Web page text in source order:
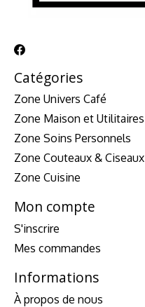
Catégories
Zone Univers Café
Zone Maison et Utilitaires
Zone Soins Personnels
Zone Couteaux & Ciseaux
Zone Cuisine
Mon compte
S'inscrire
Mes commandes
Informations
À propos de nous